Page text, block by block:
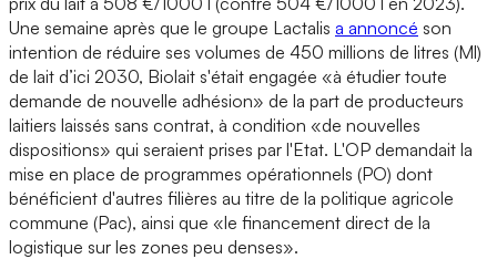
Une semaine après que le groupe Lactalis a annoncé son
intention de réduire ses volumes de 450 millions de litres (Ml)
de lait d’ici 2030, Biolait s'était engagée «à étudier toute
demande de nouvelle adhésion» de la part de producteurs
laitiers laissés sans contrat, à condition «de nouvelles
dispositions» qui seraient prises par l'Etat. L'OP demandait la
mise en place de programmes opérationnels (PO) dont
bénéficient d'autres filières au titre de la politique agricole
commune (Pac), ainsi que «le financement direct de la
logistique sur les zones peu denses».